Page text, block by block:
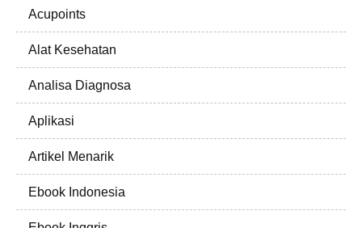
Acupoints
Alat Kesehatan
Analisa Diagnosa
Aplikasi
Artikel Menarik
Ebook Indonesia